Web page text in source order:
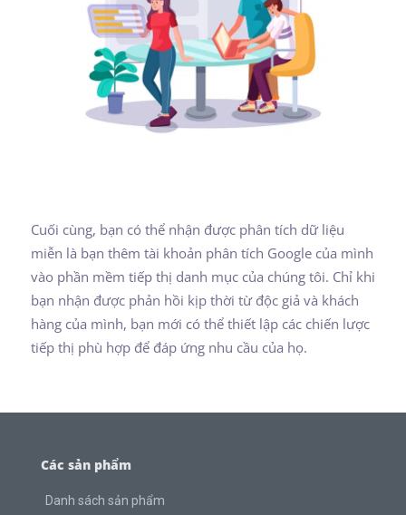
Cuối cùng, bạn có thể nhận được phân tích dữ liệu
miễn là bạn thêm tài khoản phân tích Google của mình
vào phần mềm tiếp thị danh mục của chúng tôi. Chỉ khi
bạn nhận được phản hồi kịp thời từ độc giả và khách
hàng của mình, bạn mới có thể thiết lập các chiến lược
tiếp thị phù hợp để đáp ứng nhu cầu của họ.
Các sản phẩm
Danh sách sản phẩm